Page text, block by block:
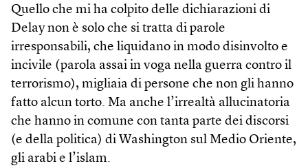
Quello che mi ha colpito delle dichiarazioni di
Delay non è solo che si tratta di parole
irresponsabili, che liquidano in modo disinvolto e
incivile (parola assai in voga nella guerra contro il
terrorismo), migliaia di persone che non gli hanno
fatto alcun torto. Ma anche l’irrealtà allucinatoria
che hanno in comune con tanta parte dei discorsi
(e della politica) di Washington sul Medio Oriente,
gli arabi e l’islam.